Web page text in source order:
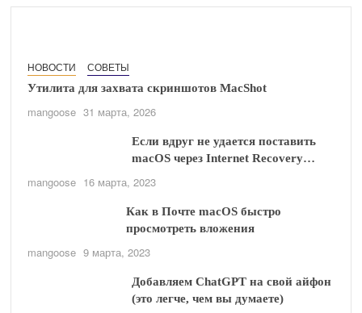
НОВОСТИ СОВЕТЫ
Утилита для захвата скриншотов MacShot
mangoose 31 марта, 2026
Если вдруг не удается поставить
macOS через Internet Recovery…
mangoose 16 марта, 2023
Как в Почте macOS быстро
просмотреть вложения
mangoose 9 марта, 2023
Добавляем ChatGPT на свой айфон
(это легче, чем вы думаете)